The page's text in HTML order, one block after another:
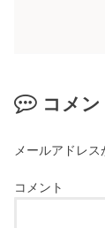
コメ
メールアドレス
コメント